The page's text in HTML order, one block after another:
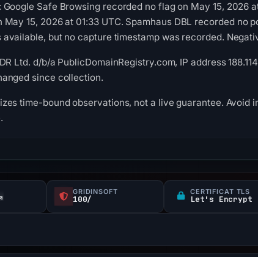
Safe Browsing recorded no flag on May 15, 2026
15, 2026 at 01:33 UTC. Spamhaus DBL recorded no
available, but no capture timestamp was recorded.
Ltd. d/b/a PublicDomainRegistry.com, IP address
since collection.
time-bound observations, not a live guarantee. Avoid
GRIDINSOFT
100/
CERTIFICAT TLS
Let's Encrypt